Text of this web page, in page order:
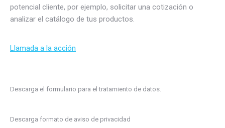
potencial cliente, por ejemplo, solicitar una cotización o
analizar el catálogo de tus productos.
Llamada a la acción
Descarga el formulario para el tratamiento de datos.
Descarga formato de aviso de privacidad